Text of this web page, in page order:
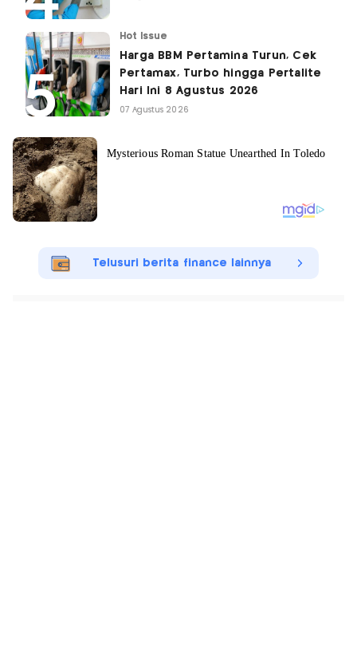
Hot Issue
Harga BBM Pertamina Turun, Cek
Pertamax, Turbo hingga Pertalite
Hari Ini 8 Agustus 2026
07 Agustus 2026
Telusuri berita finance lainnya